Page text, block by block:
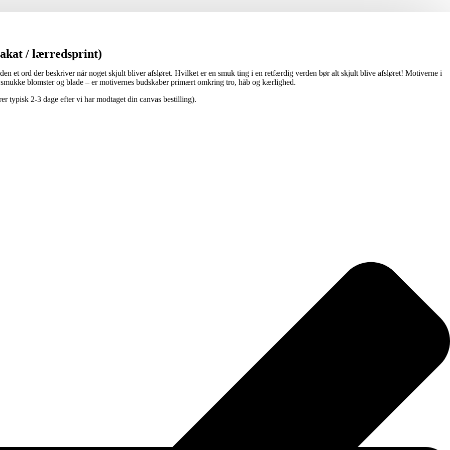
/ lærredsprint)
et ord der beskriver når noget skjult bliver afsløret. Hvilket er en smuk ting i en retfærdig verden bør alt skjult blive afsløret! Motiverne i
blomster og blade – er motivernes budskaber primært omkring tro, håb og kærlighed.
typisk 2-3 dage efter vi har modtaget din canvas bestilling).